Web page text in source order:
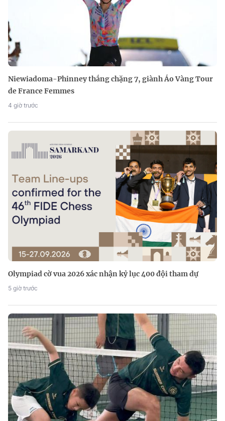
Niewiadoma-Phinney thắng chặng 7, giành Áo Vàng Tour
de France Femmes
4 giờ trước
Olympiad cờ vua 2026 xác nhận kỷ lục 400 đội tham dự
5 giờ trước